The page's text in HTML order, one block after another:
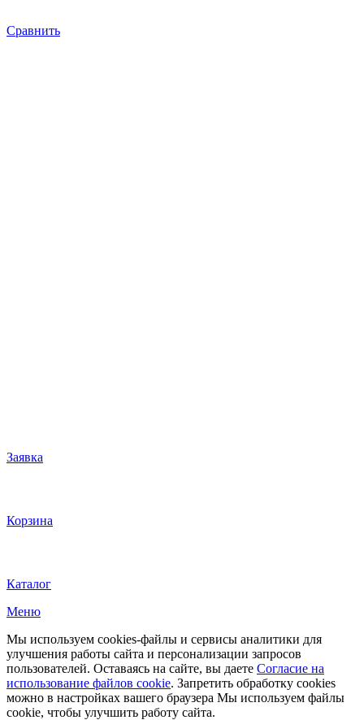
Сравнить
Заявка
Корзина
Каталог
Меню
Мы используем cookies-файлы и сервисы аналитики для
улучшения работы сайта и персонализации запросов
пользователей. Оставаясь на сайте, вы даете Согласие на
использование файлов cookie. Запретить обработку cookies
можно в настройках вашего браузера Мы используем файлы
cookie, чтобы улучшить работу сайта.